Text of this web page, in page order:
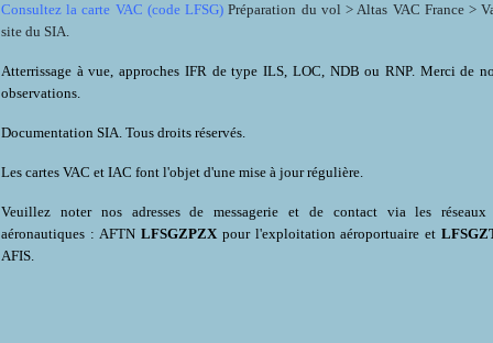
Consultez la carte VAC (code LFSG) Préparation du vol > Altas VAC France >
site du SIA.
Atterrissage à vue, approches IFR de type ILS, LOC, NDB ou RNP. Merci de
observations.
Documentation SIA. Tous droits réservés.
Les cartes VAC et IAC font l'objet d'une mise à jour régulière.
Veuillez noter nos adresses de messagerie et de contact via les réseaux
aéronautiques : AFTNLFSGZPZXpour l'exploitation aéroportuaire et
AFIS.